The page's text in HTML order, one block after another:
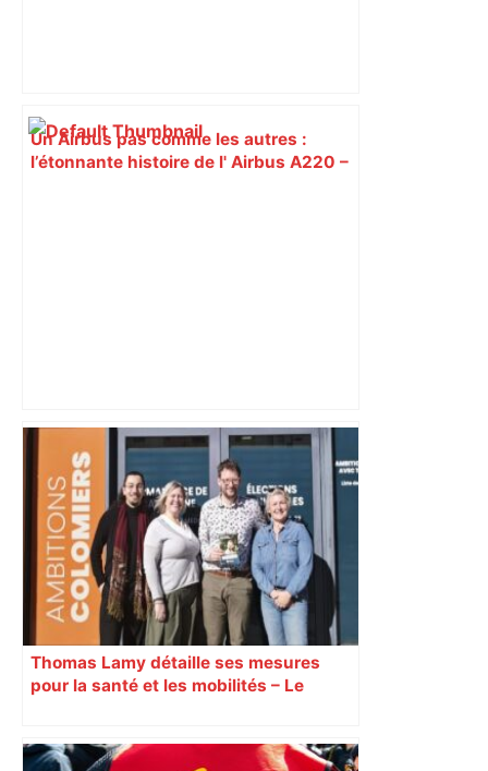
Un Airbus pas comme les autres :
l’étonnante histoire de l' Airbus A220 –
Municipales 2026 à Toulouse : voiture,
métro et train encombrent la campagne
électorale – – Le Mans.maville.com
Thomas Lamy détaille ses mesures
pour la santé et les mobilités – Le